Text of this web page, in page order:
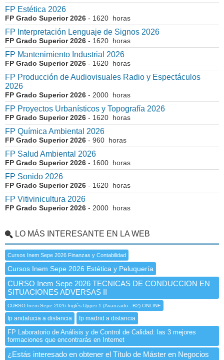
FP Estética 2026
FP Grado Superior 2026 - 1620 horas
FP Interpretación Lenguaje de Signos 2026
FP Grado Superior 2026 - 1620 horas
FP Mantenimiento Industrial 2026
FP Grado Superior 2026 - 1620 horas
FP Producción de Audiovisuales Radio y Espectáculos
2026
FP Grado Superior 2026 - 2000 horas
FP Proyectos Urbanísticos y Topografía 2026
FP Grado Superior 2026 - 1620 horas
FP Química Ambiental 2026
FP Grado Superior 2026 - 960 horas
FP Salud Ambiental 2026
FP Grado Superior 2026 - 1600 horas
FP Sonido 2026
FP Grado Superior 2026 - 1620 horas
FP Vitivinicultura 2026
FP Grado Superior 2026 - 2000 horas
LO MÁS INTERESANTE EN LA WEB
Cursos Inem Sepe 2026 Finanzas y Contabilidad
Cursos Inem Sepe 2026 Estética y Peluquería
CURSO Inem Sepe 2026 TECNICAS DE CONDUCCION EN
SITUACIONES ADVERSAS II
CURSO Inem Sepe 2026 Inglés Upper 1 (Avanzado - B2) ONLINE
fp andalucia a distancia fp madrid a distancia
FP Laboratorio de Análisis y de Control de Calidad: las 3 mejores
formaciones que encontrarás en Internet
¿Estás interesado en obtener el Título de Máster en Negocios